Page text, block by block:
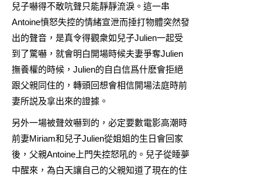
兒子嚇得不敢吭聲只能靜靜流淚。這一串
Antoine憤怒失控的情緒宣泄而捶打物體突然發
出的聲音，是真令得觀衆如兒子Julien一起受
到了驚嚇，就會明白開場時候夫妻爭奪Julien
撫養權的時候，Julien的自白信爲什麽會拒絕
跟父親同住的，轉頭回想會相信開場法庭時前
妻所説及拿出來的證據。
另外一場被聲效嚇到的，必定要數電影高潮時
前妻Miriam和兒子Julien從姐姐的生日會回家
後，父親Antoine上門失控怒吼的。兒子從睡夢
中醒來，為白天讓自己的父親知道了現在的住